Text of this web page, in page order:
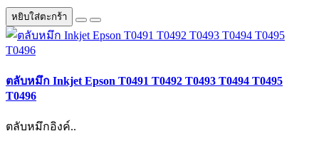
หยิบใส่ตะกร้า
ตลับหมึก Inkjet Epson T0491 T0492 T0493 T0494 T0495
T0496
ตลับหมึกอิงค์..